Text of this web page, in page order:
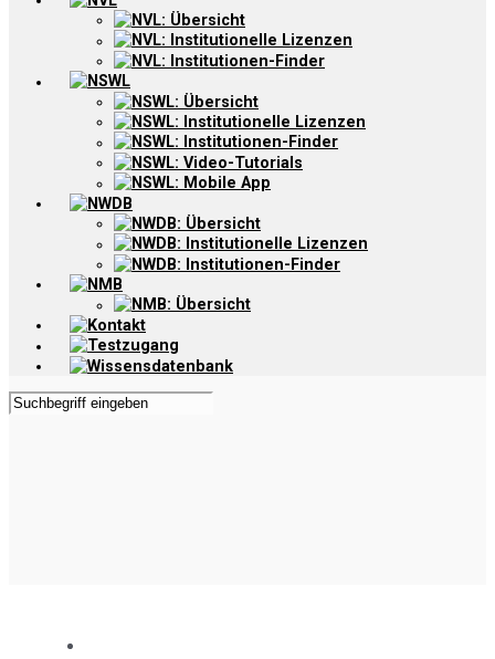
NVL: Übersicht
NVL: Institutionelle Lizenzen
NVL: Institutionen-Finder
NSWL
NSWL: Übersicht
NSWL: Institutionelle Lizenzen
NSWL: Institutionen-Finder
NSWL: Video-Tutorials
NSWL: Mobile App
NWDB
NWDB: Übersicht
NWDB: Institutionelle Lizenzen
NWDB: Institutionen-Finder
NMB
NMB: Übersicht
Kontakt
Testzugang
Wissensdatenbank